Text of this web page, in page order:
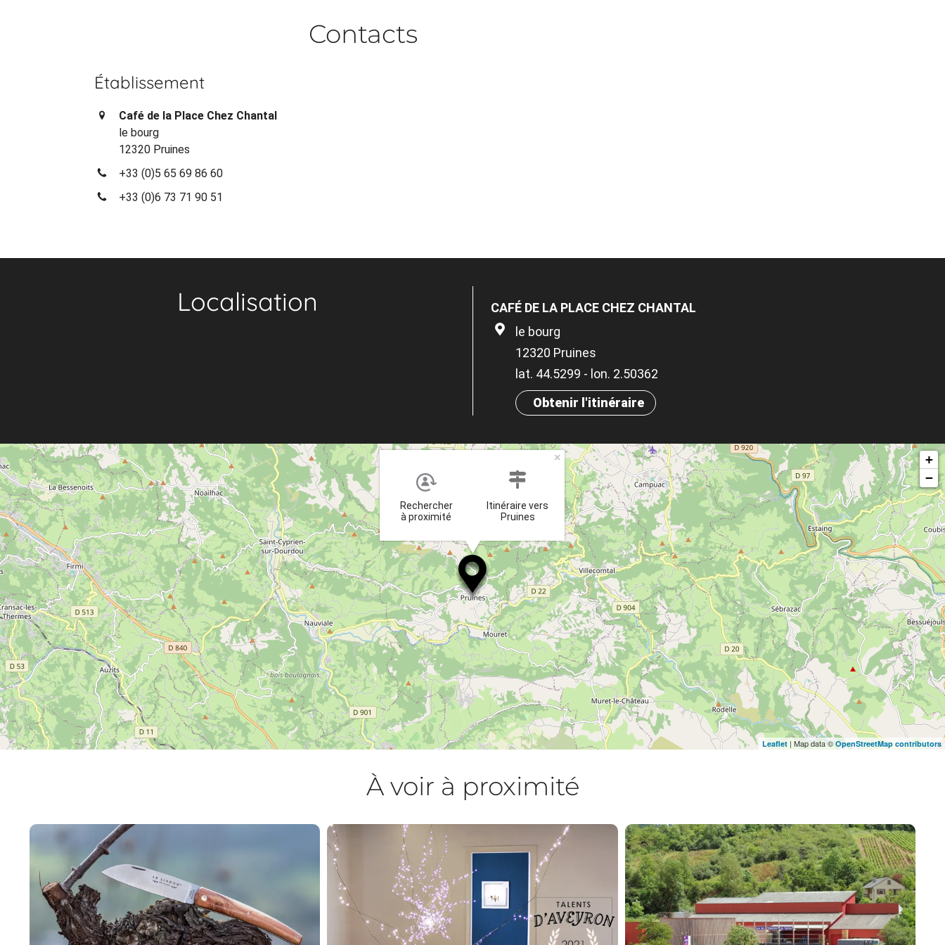
Contacts
Établissement
Café de la Place Chez Chantal
le bourg
12320 Pruines
+33 (0)5 65 69 86 60
+33 (0)6 73 71 90 51
Localisation
CAFÉ DE LA PLACE CHEZ CHANTAL
le bourg
12320 Pruines
lat. 44.5299 - lon. 2.50362
Obtenir l'itinéraire
Rechercher
à proximité
Itinéraire vers
Pruines
×
+
−
Leaflet | Map data © OpenStreetMap contributors
À voir à proximité